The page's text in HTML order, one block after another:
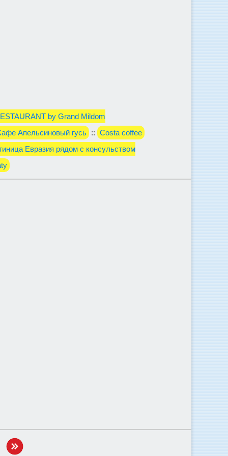
by Grand Mildom
Апельсиновый гусь :: Costa coffee
Евразия рядом с консульством